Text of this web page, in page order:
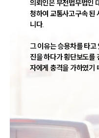
의뢰인은 부천법무법인
청하여 교통사고구속 된
니다.
그 이유는 승용차를 타
진을 하다가 횡단보도를
자에게 충격을 가하였기